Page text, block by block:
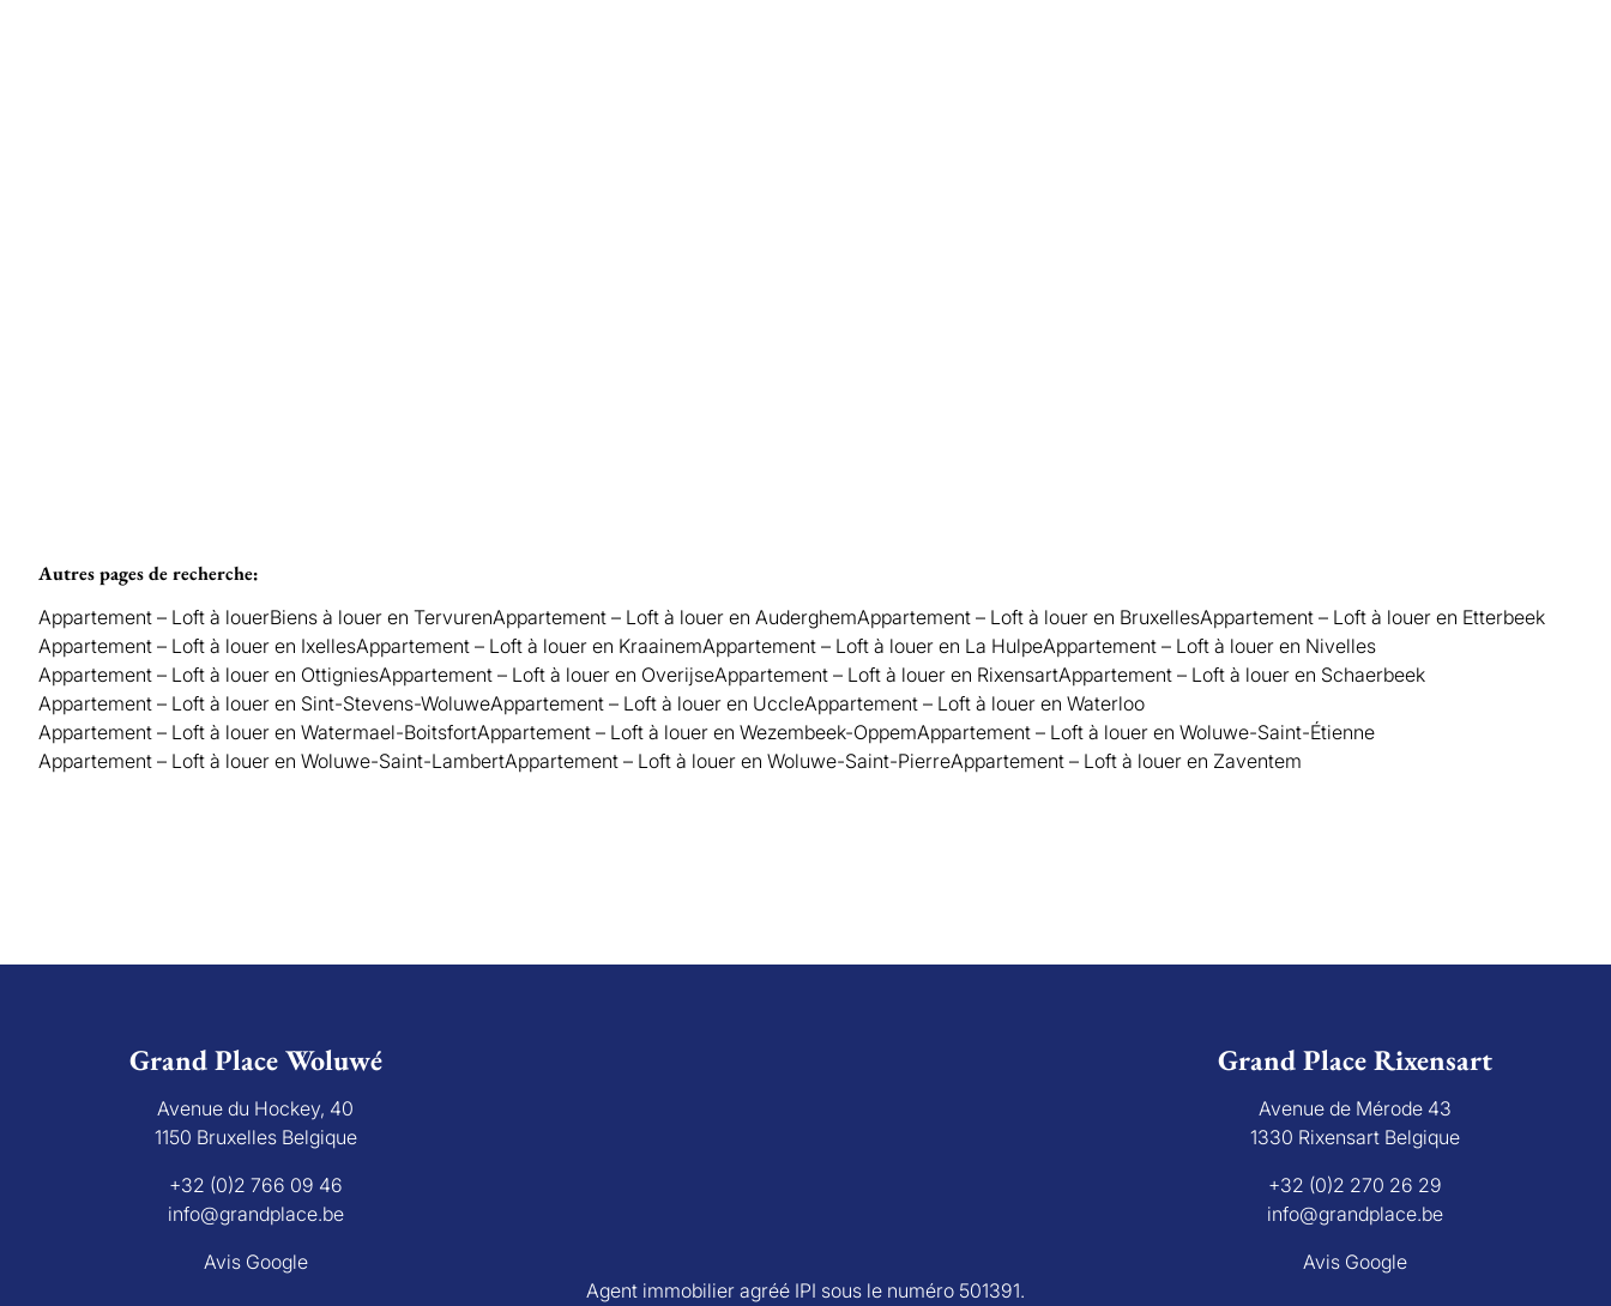
Autres pages de recherche:
Appartement – Loft à louerBiens à louer en TervurenAppartement – Loft à louer en AuderghemAppartement – Loft à louer en BruxellesAppartement – Loft à louer en Etterbeek
Appartement – Loft à louer en IxellesAppartement – Loft à louer en KraainemAppartement – Loft à louer en La HulpeAppartement – Loft à louer en Nivelles
Appartement – Loft à louer en OttigniesAppartement – Loft à louer en OverijseAppartement – Loft à louer en RixensartAppartement – Loft à louer en Schaerbeek
Appartement – Loft à louer en Sint-Stevens-WoluweAppartement – Loft à louer en UccleAppartement – Loft à louer en Waterloo
Appartement – Loft à louer en Watermael-BoitsfortAppartement – Loft à louer en Wezembeek-OppemAppartement – Loft à louer en Woluwe-Saint-Étienne
Appartement – Loft à louer en Woluwe-Saint-LambertAppartement – Loft à louer en Woluwe-Saint-PierreAppartement – Loft à louer en Zaventem
Grand Place Woluwé
Avenue du Hockey, 40
1150 Bruxelles Belgique
+32 (0)2 766 09 46
info@grandplace.be
Avis Google
Grand Place Rixensart
Avenue de Mérode 43
1330 Rixensart Belgique
+32 (0)2 270 26 29
info@grandplace.be
Avis Google
Agent immobilier agréé IPI sous le numéro 501391.